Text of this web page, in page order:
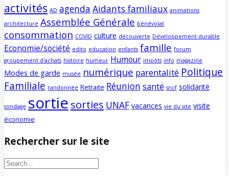
activités AD agenda Aidants familiaux animations
architecture Assemblée Générale bénévolat
consommation COVID culture découverte Développement durable
Economie/société edito education enfants famille forum
groupement d'achats histoire humeur Humour impôts info magazine
Modes de garde musée numérique parentalité Politique
Familiale randonnée Retraite Réunion santé sncf solidarité
sondage sortie sorties UNAF vacances vie du site visite
économie
Rechercher sur le site